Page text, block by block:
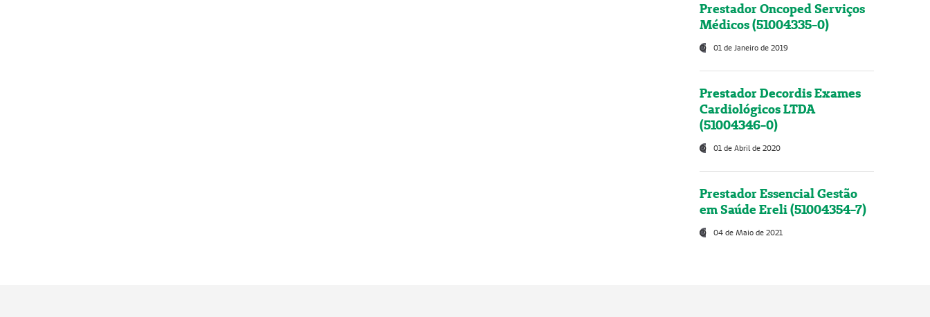
Prestador Oncoped Serviços
Médicos (51004335-0)
01 de Janeiro de 2019
Prestador Decordis Exames
Cardiológicos LTDA
(51004346-0)
01 de Abril de 2020
Prestador Essencial Gestão
em Saúde Ereli (51004354-7)
04 de Maio de 2021